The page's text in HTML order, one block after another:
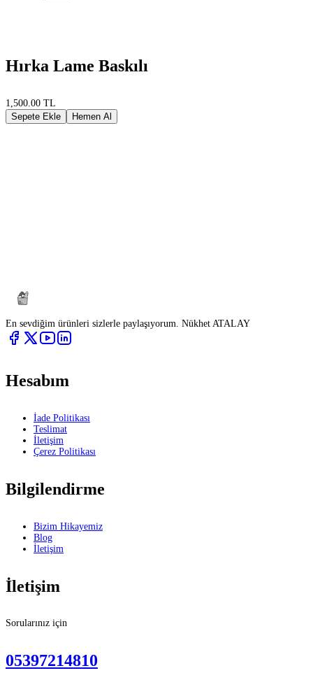
Hırka Lame Baskılı
1,500.00 TL
Sepete Ekle
Hemen Al
En sevdiğim ürünleri sizlerle paylaşıyorum. Nükhet ATALAY
Hesabım
İade Politikası
Teslimat
İletişim
Çerez Politikası
Bilgilendirme
Bizim Hikayemiz
Blog
İletişim
İletişim
Sorularınız için
05397214810